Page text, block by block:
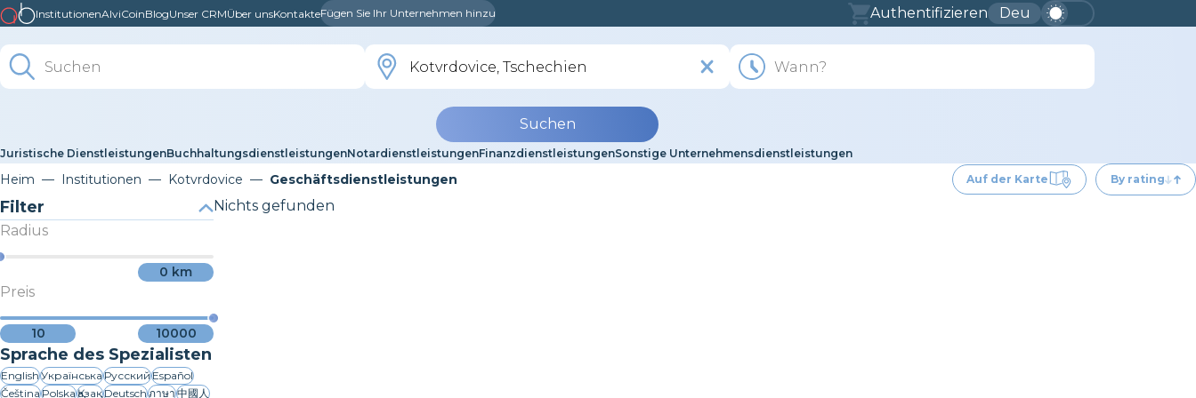
InstitutionenAlviCoinBlogUnser CRMÜber unsKontakteFügen Sie Ihr Unternehmen hinzu Authentifizieren Deu
Suchen
Juristische DienstleistungenBuchhaltungsdienstleistungenNotardienstleistungenFinanzdienstleistungenSonstige Unternehmensdienstleistungen
Heim Institutionen Kotvrdovice Geschäftsdienstleistungen Auf der Karte By rating
Filter
Radius
0 km
Preis
10 10000
Sprache des Spezialisten
EnglishУкраїнськаРусскийEspañol
ČeštinaPolskaҚазақDeutschภาษา中國人
Nichts gefunden